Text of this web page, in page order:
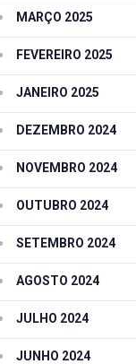
MARÇO 2025
FEVEREIRO 2025
JANEIRO 2025
DEZEMBRO 2024
NOVEMBRO 2024
OUTUBRO 2024
SETEMBRO 2024
AGOSTO 2024
JULHO 2024
JUNHO 2024